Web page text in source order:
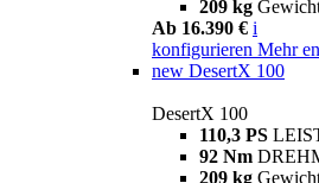
209 kg
Ab 16.390 € i
konfigurieren Mehr
new DesertX 100
DesertX 100
110,3 PS
92 Nm
209 kg